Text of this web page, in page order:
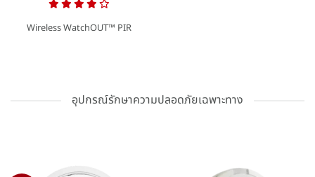
Wireless WatchOUT™ PIR
อุปกรณ์รักษาความปลอดภัยเฉพาะทาง